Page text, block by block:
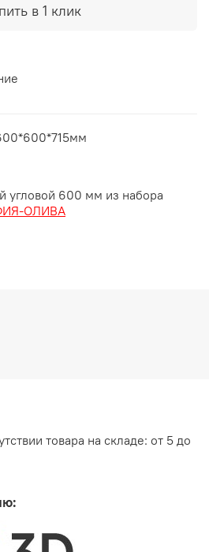
в 1 клик
600 мм из набора
ОЛИВА
ЦЕНТР
товара на складе: от 5 до